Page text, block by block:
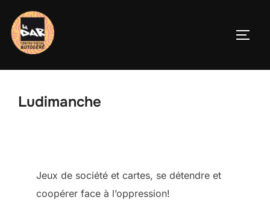
contenu
Ludimanche
Jeux de société et cartes, se détendre et
coopérer face à l’oppression!